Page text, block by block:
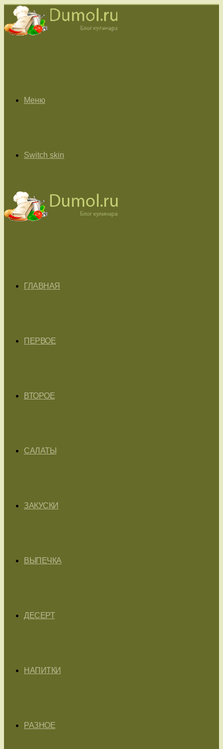
Меню
Switch skin
ГЛАВНАЯ
ПЕРВОЕ
ВТОРОЕ
САЛАТЫ
ЗАКУСКИ
ВЫПЕЧКА
ДЕСЕРТ
НАПИТКИ
РАЗНОЕ